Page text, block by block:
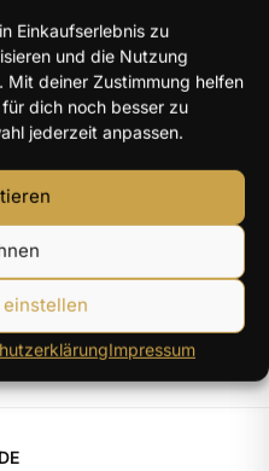
Einkaufserlebnis zu
und die Nutzung
Mit deiner Zustimmung helfen
dich noch besser zu
jederzeit anpassen.
Impressum
Schmuckkasten mit 7
Schubladen & Spiegel
Schmuckaufbewahrung
199,99
Benachrichtigung per E-Mail